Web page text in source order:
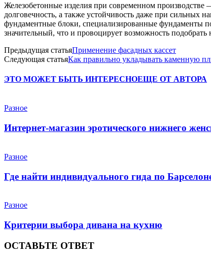
Железобетонные изделия при современном
долговечность, а также устойчивость даже при сильных
фундаментные блоки, специализированные фундаменты
значительный, что и провоцирует возможность
Предыдущая статьяПрименение фасадных кассет
Следующая статьяКак правильно укладывать каменную
ЭТО МОЖЕТ БЫТЬ ИНТЕРЕСНОЕЩЕ ОТ АВТОРА
Разное
Интернет-магазин эротического нижнего
Разное
Где найти индивидуального гида по
Разное
Критерии выбора дивана на кухню
ОСТАВЬТЕ ОТВЕТ